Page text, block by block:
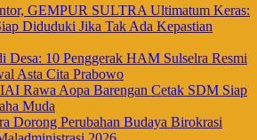
GEMPUR SULTRA Ultimatum Keras:
Diduduki Jika Tak Ada Kepastian
Desa: 10 Penggerak HAM Sulselra Resmi
Asta Cita Prabowo
Rawa Aopa Barengan Cetak SDM Siap
Muda
Dorong Perubahan Budaya Birokrasi